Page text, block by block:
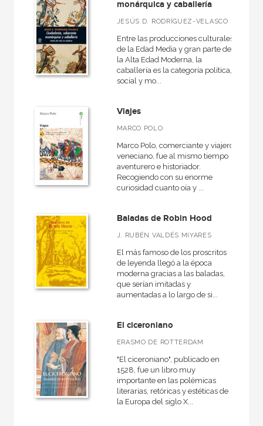
monárquica y caballería
JESÚS D. RODRÍGUEZ-VELASCO
Entre las producciones culturales
de la Edad Media y gran parte de
la Alta Edad Moderna, la
caballería es la categoría política,
social y mo...
Viajes
MARCO POLO
Marco Polo, comerciante y viajero
veneciano, fue al mismo tiempo
aventurero e historiador.
Recogiendo con su enorme
curiosidad cuanto oía y ...
Baladas de Robin Hood
J. RUBÉN VALDÉS MIYARES
El más famoso de los proscritos
de leyenda llegó a la época
moderna gracias a las baladas,
que serían imitadas y
aumentadas a lo largo de si...
El ciceroniano
ERASMO DE ROTTERDAM
"El ciceroniano", publicado en
1528, fue un libro muy
importante en las polémicas
literarias, retóricas y estéticas de
la Europa del siglo X...